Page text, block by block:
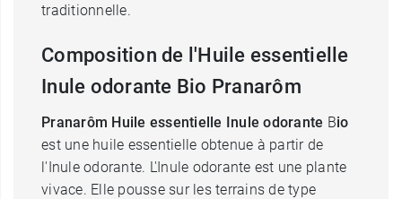
traditionnelle.
Composition de l'Huile essentielle
Inule odorante Bio Pranarôm
Pranarôm Huile essentielle Inule odorante Bio
est une huile essentielle obtenue à partir de
l'Inule odorante. L'Inule odorante est une plante
vivace. Elle pousse sur les terrains de type